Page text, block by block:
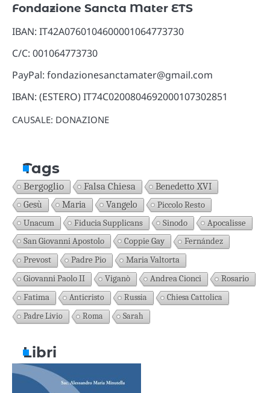
Fondazione Sancta Mater ETS
IBAN: IT42A0760104600001064773730
C/C: 001064773730
PayPal: fondazionesanctamater@gmail.com
IBAN: (ESTERO) IT74C0200804692000107302851
CAUSALE: DONAZIONE
Tags
Bergoglio Falsa Chiesa Benedetto XVI
Gesù Maria Vangelo
Piccolo Resto
Unacum
Fiducia Supplicans Sinodo
Apocalisse
San Giovanni Apostolo
Coppie Gay
Fernández
Prevost
Padre Pio
Maria Valtorta
Giovanni Paolo II
Viganò Andrea Cionci
Rosario
Fatima
Anticristo Russia
Chiesa Cattolica
Padre Livio
Roma Sarah
Libri